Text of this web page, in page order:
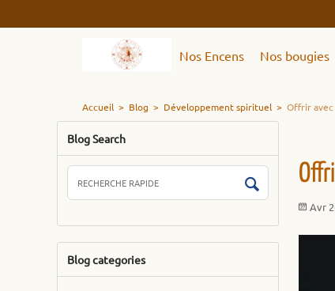
Nos Encens Nos bougies
Accueil > Blog > Développement spirituel > Offrir avec
Blog Search
Blog categories
Avr